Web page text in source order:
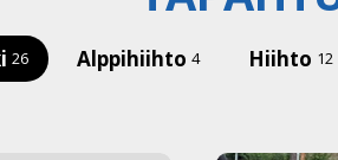
26 Alppihiihto 4 Hiihto 12